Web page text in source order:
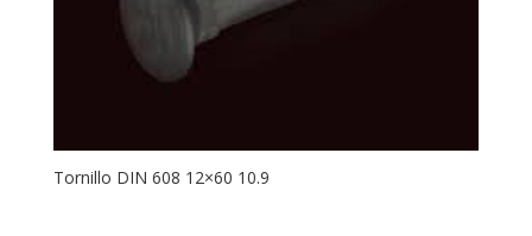
Tornillo DIN 608 12×60 10.9